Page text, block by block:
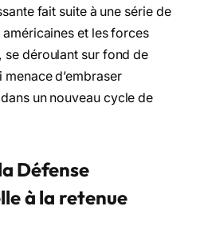
fait suite à une série de
et les forces
se déroulant sur fond de
d’embraser
un nouveau cycle de
Défense
à la retenue